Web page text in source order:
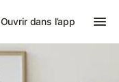
Ouvrir dans l’app